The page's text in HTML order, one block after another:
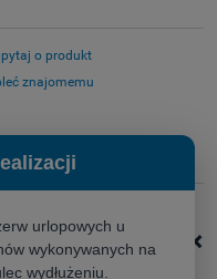
o produkt
znajomemu
+
urlopowych u
wykonywanych na
wydłużeniu.